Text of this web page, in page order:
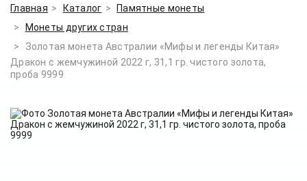
Главная Каталог
Памятные монеты
Монеты других стран
Золотая монета Австралии «Мифы и легенды Китая»
Дракон с жемчужиной 2022 г, 31,1 гр. чистого золота,
проба 9999